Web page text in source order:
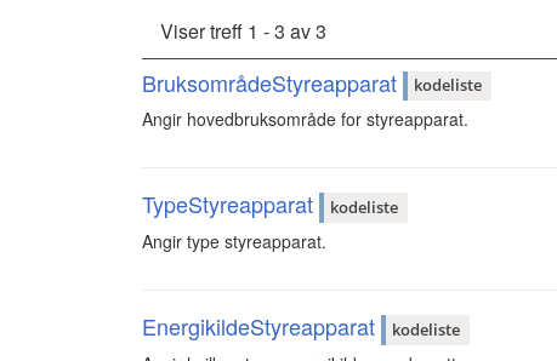
Viser treff 1 - 3 av 3
BruksområdeStyreapparat kodeliste
Angir hovedbruksområde for styreapparat.
TypeStyreapparat kodeliste
Angir type styreapparat.
EnergikildeStyreapparat kodeliste